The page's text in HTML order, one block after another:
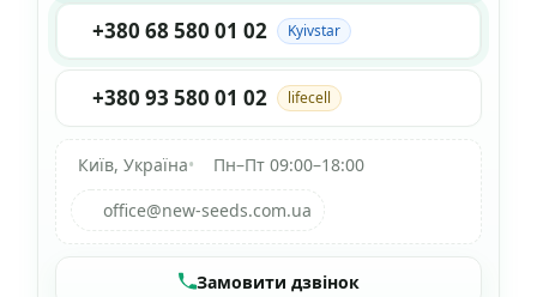
+380 68 580 01 02 Kyivstar
+380 93 580 01 02 lifecell
Київ, Україна•
Пн–Пт 09:00–18:00
office@new-seeds.com.ua
Замовити дзвінок